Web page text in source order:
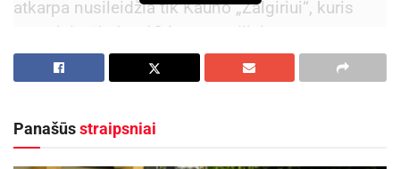
atkarpa nusileidžia tik Kauno „Žalgiriui“, kuris
nepralaimėjo jau 12 kartų paeiliui.
LKL.lt kviečia pažvelgti į 3 įdomiausius faktus
Achilo kulnas
Panašūsstraipsniai